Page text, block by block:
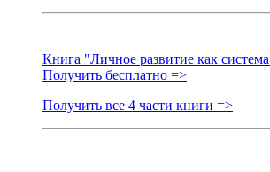
Книга "Личное развитие как
Получить бесплатно =>
Получить все 4 части книги =>